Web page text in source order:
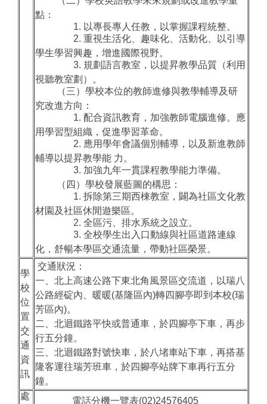
點：
1. 以專長專人任教，以掌握課程統整。
2. 重視生活化、趣味化、活動化、以引導
學生學習興趣，增進國際視野。
3. 規劃語言教室，以提昇教學品質（利用
視聽教室劃）。
（三）學校本位的教師進修與教學輔導及研
究改進方向：
1. 配合資訊教育，加強教師電腦進修。應
用學習型組織，促進學習革命。
2. 應用學年會議個別輔導，以及新進教師
輔導以提昇教學能 力。
3. 加強九年一貫課程教學能力準備。
（四）學校發展藍圖的構思：
1. 拆除第三期西棟教室，闢為社區文化教
材園及社區休閒遊樂區。
2. 全區污、排水系統之設立。
3. 全校學生出入口動線與社區道路連線
化，舒暢本學區交通流量，帶動社區榮景。
學
校
位
置
交
通
資
訊
交通狀況：
一、北上高速公路下東北角風景區交流道，以瑞八
公路經碇內、暖暖(基隆區內)轉四腳亭即到本校(瑞
芳區內)。
二、北迴鐵路平快或普通車，於四腳亭下車，再步
行五分鐘。
三、北迴鐵路對號快車，於八堵車站下車，再搭基
隆客運往瑞芳班車，於四腳亭站牌下車再行五分
鐘。
處
電話分機一覽表(02)24576405